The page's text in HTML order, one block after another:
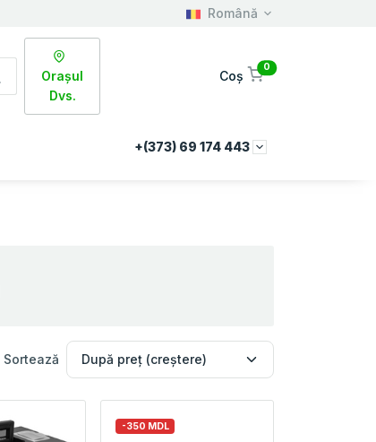
Română
Orașul
Dvs.
Coș
0
+(373) 69 174 443
Sortează
-350 MDL